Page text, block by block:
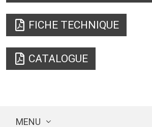
FICHE TECHNIQUE
CATALOGUE
MENU